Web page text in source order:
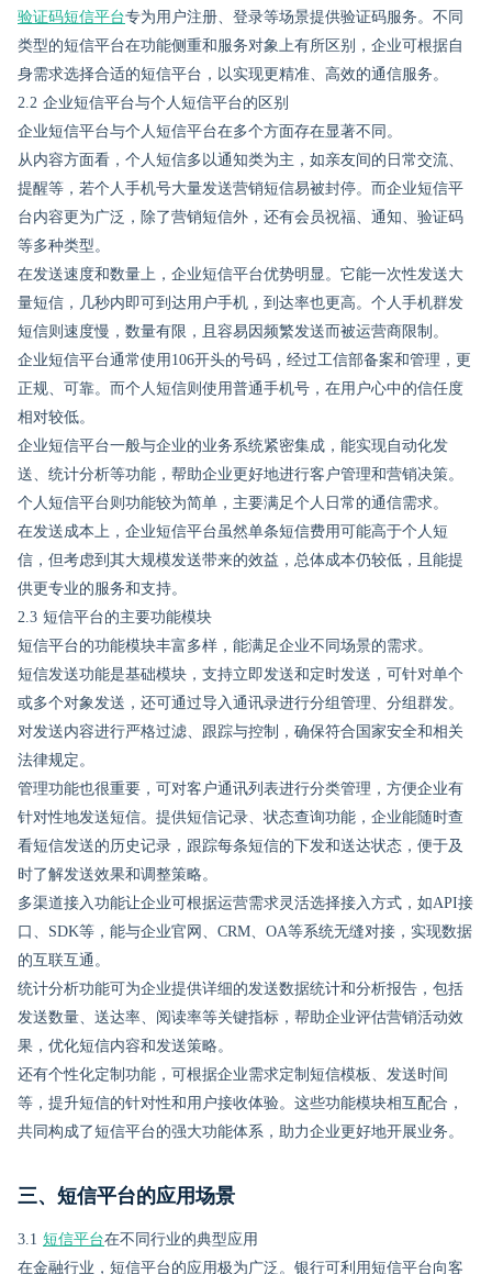
验证码短信平台专为用户注册、登录等场景提供验证码服务。不同
类型的短信平台在功能侧重和服务对象上有所区别，企业可根据自
身需求选择合适的短信平台，以实现更精准、高效的通信服务。
2.2 企业短信平台与个人短信平台的区别
企业短信平台与个人短信平台在多个方面存在显著不同。
从内容方面看，个人短信多以通知类为主，如亲友间的日常交流、
提醒等，若个人手机号大量发送营销短信易被封停。而企业短信平
台内容更为广泛，除了营销短信外，还有会员祝福、通知、验证码
等多种类型。
在发送速度和数量上，企业短信平台优势明显。它能一次性发送大
量短信，几秒内即可到达用户手机，到达率也更高。个人手机群发
短信则速度慢，数量有限，且容易因频繁发送而被运营商限制。
企业短信平台通常使用106开头的号码，经过工信部备案和管理，更
正规、可靠。而个人短信则使用普通手机号，在用户心中的信任度
相对较低。
企业短信平台一般与企业的业务系统紧密集成，能实现自动化发
送、统计分析等功能，帮助企业更好地进行客户管理和营销决策。
个人短信平台则功能较为简单，主要满足个人日常的通信需求。
在发送成本上，企业短信平台虽然单条短信费用可能高于个人短
信，但考虑到其大规模发送带来的效益，总体成本仍较低，且能提
供更专业的服务和支持。
2.3 短信平台的主要功能模块
短信平台的功能模块丰富多样，能满足企业不同场景的需求。
短信发送功能是基础模块，支持立即发送和定时发送，可针对单个
或多个对象发送，还可通过导入通讯录进行分组管理、分组群发。
对发送内容进行严格过滤、跟踪与控制，确保符合国家安全和相关
法律规定。
管理功能也很重要，可对客户通讯列表进行分类管理，方便企业有
针对性地发送短信。提供短信记录、状态查询功能，企业能随时查
看短信发送的历史记录，跟踪每条短信的下发和送达状态，便于及
时了解发送效果和调整策略。
多渠道接入功能让企业可根据运营需求灵活选择接入方式，如API接
口、SDK等，能与企业官网、CRM、OA等系统无缝对接，实现数据
的互联互通。
统计分析功能可为企业提供详细的发送数据统计和分析报告，包括
发送数量、送达率、阅读率等关键指标，帮助企业评估营销活动效
果，优化短信内容和发送策略。
还有个性化定制功能，可根据企业需求定制短信模板、发送时间
等，提升短信的针对性和用户接收体验。这些功能模块相互配合，
共同构成了短信平台的强大功能体系，助力企业更好地开展业务。
三、短信平台的应用场景
3.1 短信平台在不同行业的典型应用
在金融行业，短信平台的应用极为广泛。银行可利用短信平台向客